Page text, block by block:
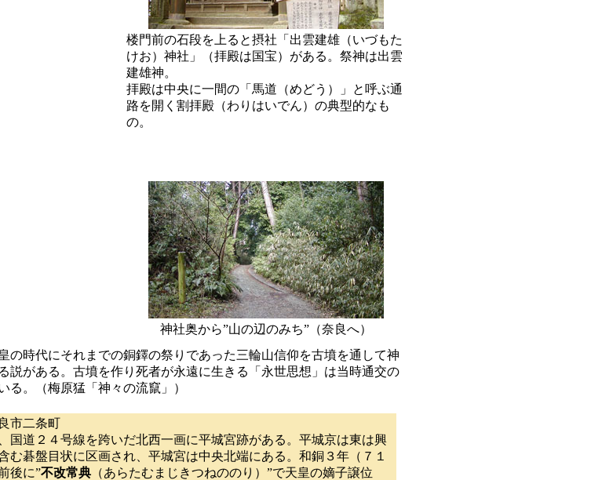
楼門前の石段を上ると摂社「出雲建雄（いづもた
けお）神社」（拝殿は国宝）がある。祭神は出雲
建雄神。
拝殿は中央に一間の「馬道（めどう）」と呼ぶ通
路を開く割拝殿（わりはいでん）の典型的なも
の。
神社奥から”山の辺のみち”（奈良へ）
の時代にそれまでの銅鐸の祭りであった三輪山信仰を古墳を通して神
説がある。古墳を作り死者が永遠に生きる「永世思想」は当時通交の
。（梅原猛「神々の流竄」）
市二条町
国道２４号線を跨いだ北西一画に平城宮跡がある。平城京は東は興
碁盤目状に区画され、平城宮は中央北端にある。和銅３年（７１
後に”不改常典（あらたむまじきつねののり）”で天皇の嫡子譲位